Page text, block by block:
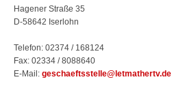
Hagener Straße 35
D-58642 Iserlohn
Telefon: 02374 / 168124
Fax: 02334 / 8088640
E-Mail: geschaeftsstelle@letmathertv.de